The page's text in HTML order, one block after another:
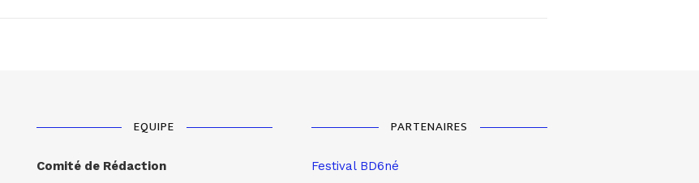
EQUIPE
Comité de Rédaction
PARTENAIRES
Festival BD6né